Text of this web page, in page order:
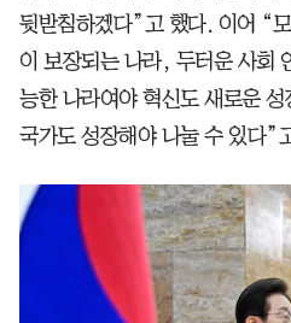
뒷받침하겠다”고 했다. 이어 “
이 보장되는 나라, 두터운 사회
능한 나라여야 혁신도 새로운
국가도 성장해야 나눌 수 있다”